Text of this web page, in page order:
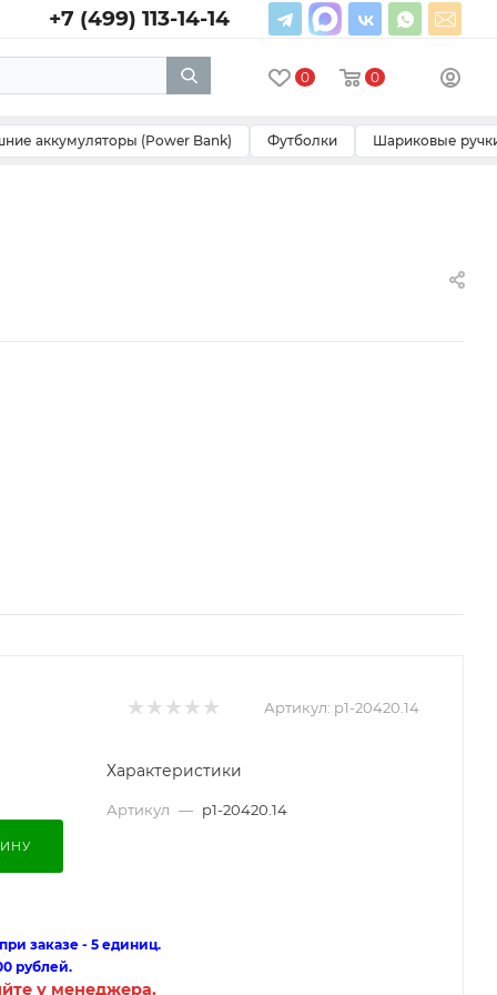
+7 (499) 113-14-14
0 0
аккумуляторы (Power Bank) Футболки Шариковые
Артикул: p1-20420.14
Характеристики
Артикул — p1-20420.14
заказе - 5 единиц.
рублей.
у менеджера.